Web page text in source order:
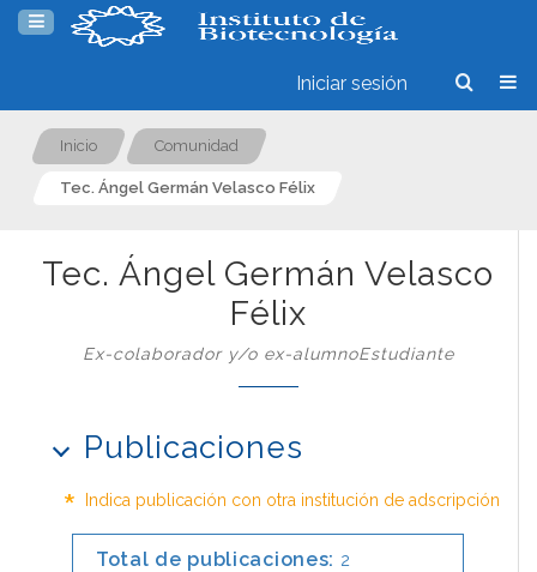
Iniciar sesión
Inicio Comunidad
Tec. Ángel Germán Velasco Félix
Tec. Ángel Germán Velasco
Félix
Ex-colaborador y/o ex-alumnoEstudiante
Publicaciones
* Indica publicación con otra institución de adscripción
Total de publicaciones: 2